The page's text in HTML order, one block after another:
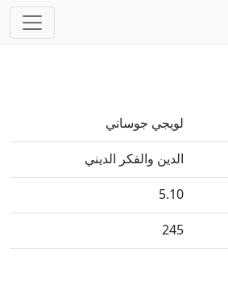
لويجي جوساني
الدين والفكر الديني
5.10
245